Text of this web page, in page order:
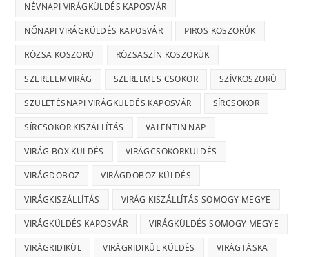
NÉVNAPI VIRÁGKÜLDÉS KAPOSVÁR
NŐNAPI VIRÁGKÜLDÉS KAPOSVÁR PIROS KOSZORÚK
RÓZSA KOSZORÚ RÓZSASZÍN KOSZORÚK
SZERELEMVIRÁG SZERELMES CSOKOR SZÍVKOSZORÚ
SZÜLETÉSNAPI VIRÁGKÜLDÉS KAPOSVÁR SÍRCSOKOR
SÍRCSOKOR KISZÁLLÍTÁS VALENTIN NAP
VIRÁG BOX KÜLDÉS VIRÁGCSOKORKÜLDÉS
VIRÁGDOBOZ VIRÁGDOBOZ KÜLDÉS
VIRÁGKISZÁLLÍTÁS VIRÁG KISZÁLLÍTÁS SOMOGY MEGYE
VIRÁGKÜLDÉS KAPOSVÁR VIRÁGKÜLDÉS SOMOGY MEGYE
VIRÁGRIDIKÜL VIRÁGRIDIKÜL KÜLDÉS VIRÁGTÁSKA